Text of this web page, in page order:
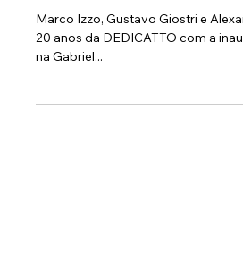
Marco Izzo, Gustavo Giostri e
20 anos da DEDICATTO com a
na Gabriel...